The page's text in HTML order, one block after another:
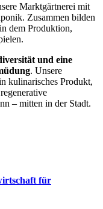
Marktgärtnerei mit
Zusammen bilden
dem Produktion,
und eine
. Unsere
kulinarisches Produkt,
– mitten in der Stadt.
für